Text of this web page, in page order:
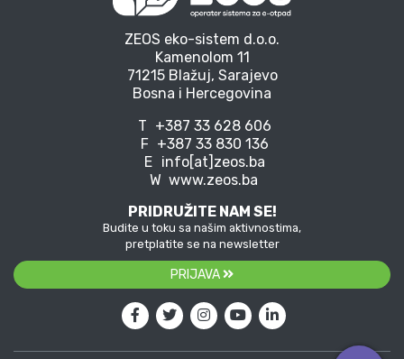
ZEOS eko-sistem d.o.o.
Kamenolom 11
71215 Blažuj, Sarajevo
Bosna i Hercegovina
T +387 33 628 606
F +387 33 830 136
E info[at]zeos.ba
W www.zeos.ba
PRIDRUŽITE NAM SE!
Budite u toku sa našim aktivnostima,
pretplatite se na newsletter
PRIJAVA